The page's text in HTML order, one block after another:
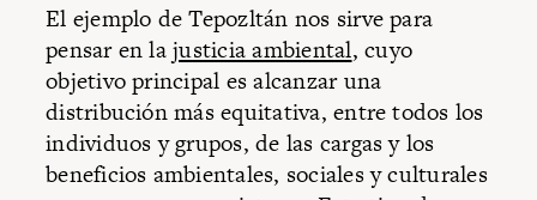
El ejemplo de Tepozltán nos sirve para
pensar en lajusticia ambiental, cuyo
objetivo principal es alcanzar una
distribución más equitativa, entre todos los
individuos y grupos, de las cargas y los
beneficios ambientales, sociales y culturales